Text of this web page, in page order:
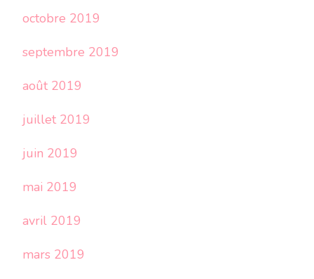
octobre 2019
septembre 2019
août 2019
juillet 2019
juin 2019
mai 2019
avril 2019
mars 2019